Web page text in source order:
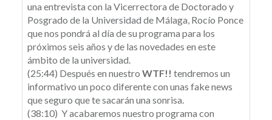
una entrevista con la Vicerrectora de Doctorado y
Posgrado de la Universidad de Málaga, Rocío Ponce
que nos pondrá al día de su programa para los
próximos seis años y de las novedades en este
ámbito de la universidad.
(25:44) Después en nuestro WTF!! tendremos un
informativo un poco diferente con unas fake news
que seguro que te sacarán una sonrisa.
(38:10) Y acabaremos nuestro programa con